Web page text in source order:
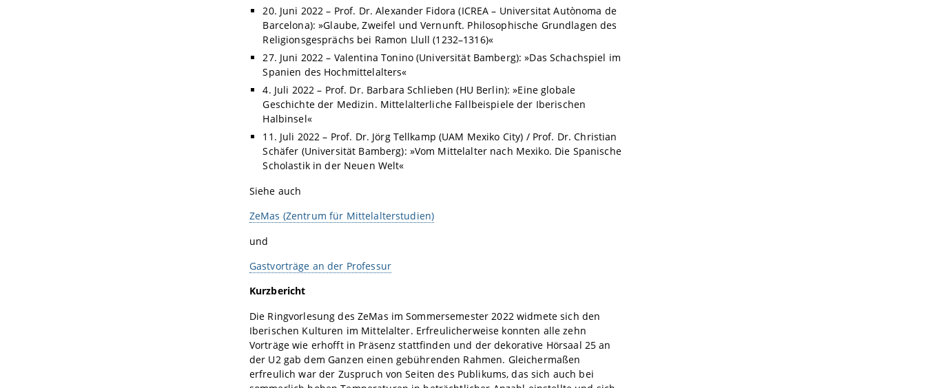
20. Juni 2022 – Prof. Dr. Alexander Fidora (ICREA – Universitat Autònoma de
Barcelona): »Glaube, Zweifel und Vernunft. Philosophische Grundlagen des
Religionsgesprächs bei Ramon Llull (1232–1316)«
27. Juni 2022 – Valentina Tonino (Universität Bamberg): »Das Schachspiel im
Spanien des Hochmittelalters«
4. Juli 2022 – Prof. Dr. Barbara Schlieben (HU Berlin): »Eine globale
Geschichte der Medizin. Mittelalterliche Fallbeispiele der Iberischen
Halbinsel«
11. Juli 2022 – Prof. Dr. Jörg Tellkamp (UAM Mexiko City) / Prof. Dr. Christian
Schäfer (Universität Bamberg): »Vom Mittelalter nach Mexiko. Die Spanische
Scholastik in der Neuen Welt«
Siehe auch
ZeMas (Zentrum für Mittelalterstudien)
und
Gastvorträge an der Professur
Kurzbericht
Die Ringvorlesung des ZeMas im Sommersemester 2022 widmete sich den
Iberischen Kulturen im Mittelalter. Erfreulicherweise konnten alle zehn
Vorträge wie erhofft in Präsenz stattfinden und der dekorative Hörsaal 25 an
der U2 gab dem Ganzen einen gebührenden Rahmen. Gleichermaßen
erfreulich war der Zuspruch von Seiten des Publikums, das sich auch bei